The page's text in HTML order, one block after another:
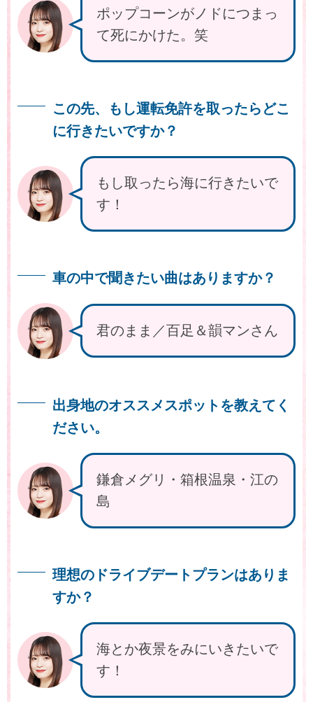
ポップコーンがノドにつまっ
て死にかけた。笑
この先、もし運転免許を取ったらどこ
に行きたいですか？
もし取ったら海に行きたいで
す！
車の中で聞きたい曲はありますか？
君のまま／百足＆韻マンさん
出身地のオススメスポットを教えてく
ださい。
鎌倉メグリ・箱根温泉・江の
島
理想のドライブデートプランはありま
すか？
海とか夜景をみにいきたいで
す！